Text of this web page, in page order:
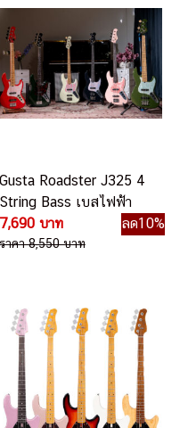
Gusta Roadster J325 4
String Bass เบสไฟฟ้า
7,690 บาท
ลด10%
าคา 8,550 บาท